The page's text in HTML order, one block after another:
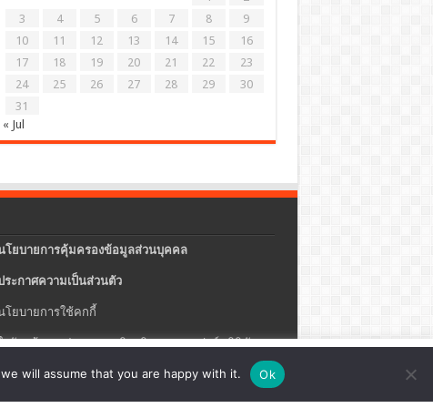
3
4 5 6 7 8
9
10
11 12 13 14 15
16
17
18 19 20 21 22
23
24
25 26 27 28 29
30
31
« Jul
โยบายการคุ้มครองข้อมูลส่วนบุคคล
ระกาศความเป็นส่วนตัว
โยบายการใช้คกกี้
บรับแจ้งการประกอบธุรกิจบริการแพลตฟอร์มดิจิทัล
นโยบายความปลอดภัยของข้อมูลสารสนเทศ
will assume that you are happy with it. Ok